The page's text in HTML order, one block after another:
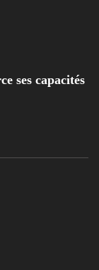
ses capacités